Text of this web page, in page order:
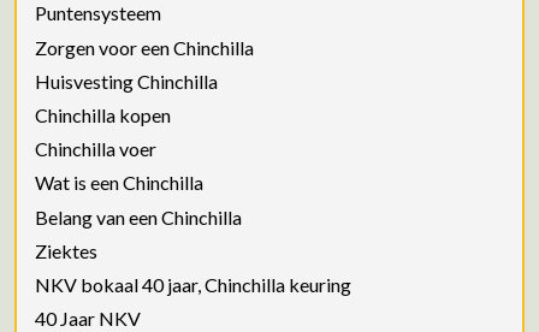
Puntensysteem
Zorgen voor een Chinchilla
Huisvesting Chinchilla
Chinchilla kopen
Chinchilla voer
Wat is een Chinchilla
Belang van een Chinchilla
Ziektes
NKV bokaal 40 jaar, Chinchilla keuring
40 Jaar NKV